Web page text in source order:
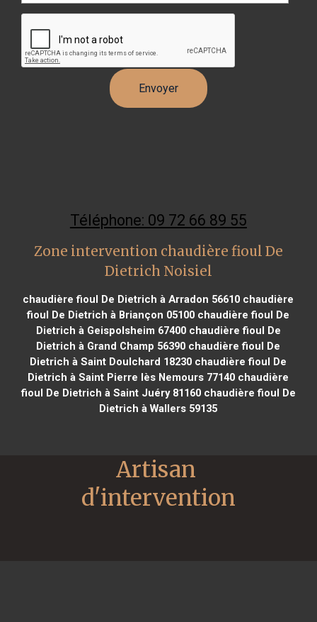
Téléphone: 09 72 66 89 55
Zone intervention chaudière fioul De
Dietrich Noisiel
chaudière fioul De Dietrich à Arradon 56610 chaudière
fioul De Dietrich à Briançon 05100 chaudière fioul De
Dietrich à Geispolsheim 67400chaudière fioul De
Dietrich à Grand Champ 56390 chaudière fioul De
Dietrich à Saint Doulchard 18230 chaudière fioul De
Dietrich à Saint Pierre lès Nemours 77140 chaudière
fioul De Dietrich à Saint Juéry 81160chaudière fioul De
Dietrich à Wallers 59135
Artisan
d'intervention